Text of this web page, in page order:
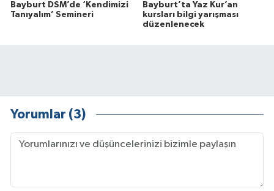
Bayburt DSM’de ‘Kendimizi
Tanıyalım’ Semineri
Bayburt’ta Yaz Kur’an
kursları bilgi yarışması
düzenlenecek
Yorumlar (3)